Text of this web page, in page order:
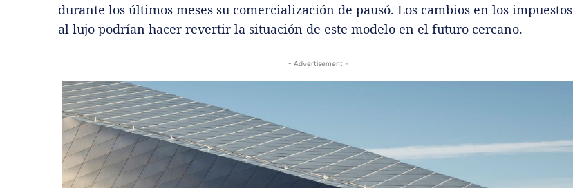
durante los últimos meses su comercialización de pausó. Los cambios en los impuestos
al lujo podrían hacer revertir la situación de este modelo en el futuro cercano.
- Advertisement -